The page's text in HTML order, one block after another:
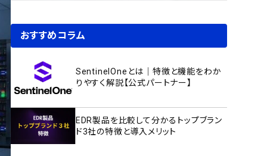
おすすめコラム
SentinelOneとは｜特徴と機能をわか
りやすく解説【公式パートナー】
EDR製品を比較して分かるトップブラン
ド3社の特徴と導入メリット